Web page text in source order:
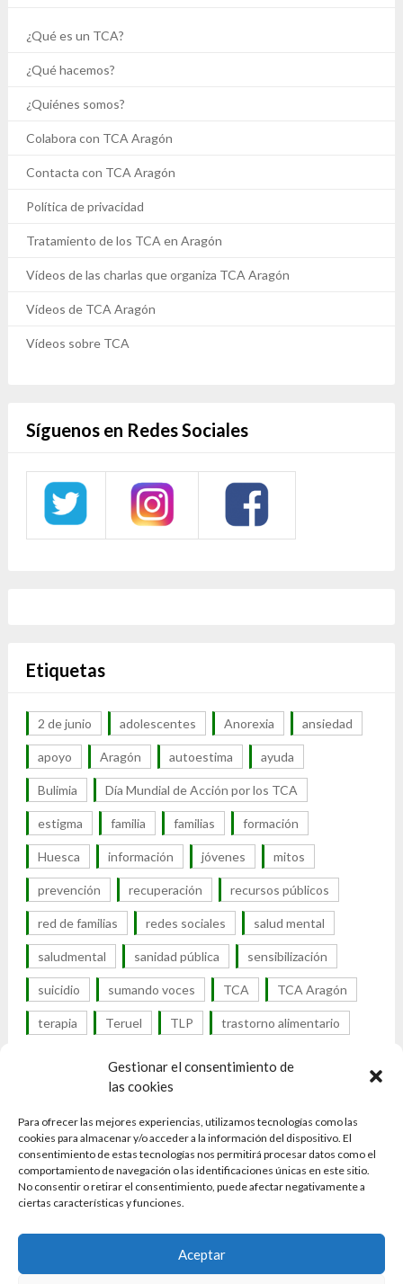
Gestionar el consentimiento de
las cookies
Para ofrecer las mejores experiencias, utilizamos tecnologías como las
cookies para almacenar y/o acceder a la información del dispositivo. El
consentimiento de estas tecnologías nos permitirá procesar datos como el
comportamiento de navegación o las identificaciones únicas en este sitio.
No consentir o retirar el consentimiento, puede afectar negativamente a
ciertas características y funciones.
Aceptar
¿Qué es un TCA?
¿Qué hacemos?
¿Quiénes somos?
Colabora con TCA Aragón
Contacta con TCA Aragón
Política de privacidad
Tratamiento de los TCA en Aragón
Vídeos de las charlas que organiza TCA Aragón
Vídeos de TCA Aragón
Vídeos sobre TCA
Síguenos en Redes Sociales
Etiquetas
2 de junio adolescentes Anorexia ansiedad
apoyo Aragón autoestima ayuda
Bulimia Día Mundial de Acción por los TCA
estigma familia familias formación
Huesca información jóvenes mitos
prevención recuperación recursos públicos
red de familias redes sociales salud mental
saludmental sanidad pública sensibilización
suicidio sumando voces TCA TCA Aragón
terapia Teruel TLP trastorno alimentario
trastorno por atracón
trastornos alimenticios
trastornos de la conducta alimentaria tratamiento
UTCA visibilidad visibilidad TCA Zaragoza